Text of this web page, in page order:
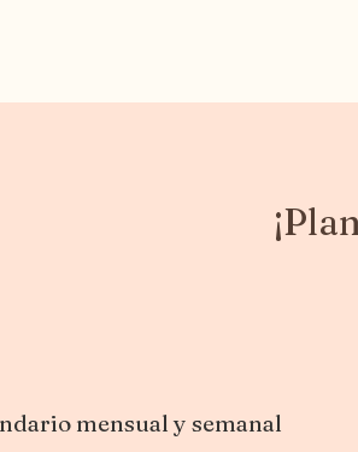
mensual y semanal